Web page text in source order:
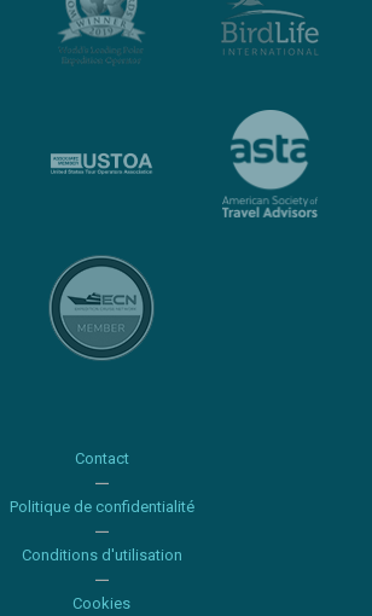
Contact
Politique de confidentialité
Conditions d'utilisation
Cookies